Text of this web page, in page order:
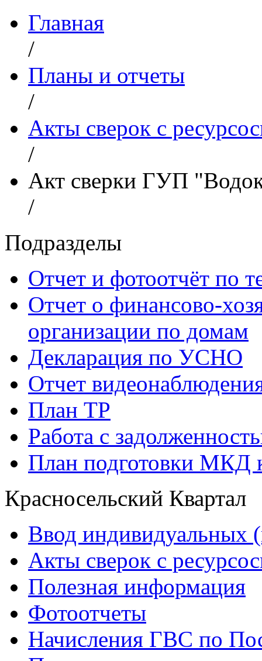
Главная
/
Планы и отчеты
/
Акты сверок с
/
Акт сверки ГУП
/
Подразделы
Отчет и фотоотчёт по
Отчет о финансово-
организации по домам
Декларация по УСНО
Отчет
План ТР
Работа с
План подготовки МКД
Красносельский Квартал
Ввод индивидуальных
Акты сверок с
Полезная информация
Фотоотчеты
Начисления ГВС по